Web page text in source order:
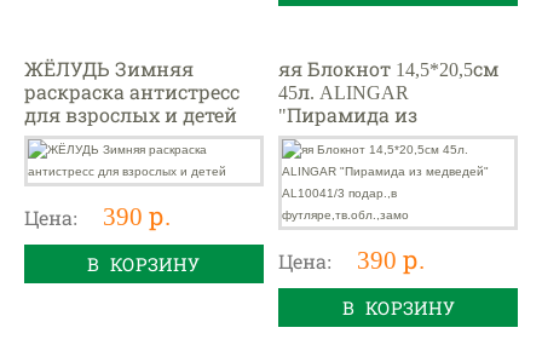
ЖЁЛУДЬ Зимняя
раскраска антистресс
для взрослых и детей
Цена: 390 р.
В КОРЗИНУ
яя Блокнот 14,5*20,5см
45л. ALINGAR
"Пирамида из
медведей" AL10041/3
подар.,в
футляре,тв.обл.,замо
Цена: 390 р.
В КОРЗИНУ